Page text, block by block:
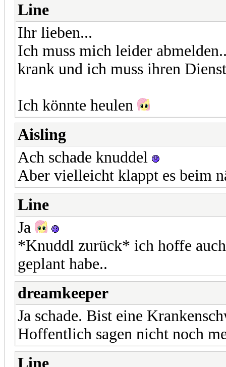
Line
Ihr lieben...
Ich muss mich leider
krank und ich muss ihren
Ich könnte heulen
Aisling
Ach schade knuddel
Aber vielleicht klappt es beim
Line
Ja
*Knuddl zurück* ich hoffe
geplant habe..
dreamkeeper
Ja schade. Bist eine
Hoffentlich sagen nicht noch
Line